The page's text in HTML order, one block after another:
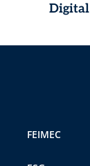
Digital
FEIMEC